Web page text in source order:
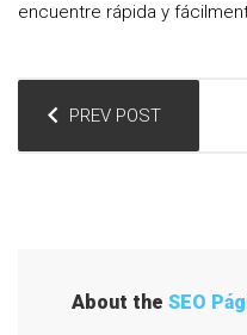
encuentre rápida y
a
PREV POST
About the SEO